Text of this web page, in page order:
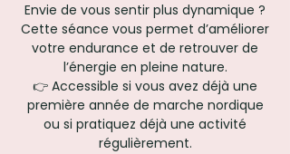
Envie de vous sentir plus dynamique ?
Cette séance vous permet d’améliorer
votre endurance et de retrouver de
l’énergie en pleine nature.
👉 Accessible si vous avez déjà une
première année de marche nordique
ou si pratiquez déjà une activité
régulièrement.